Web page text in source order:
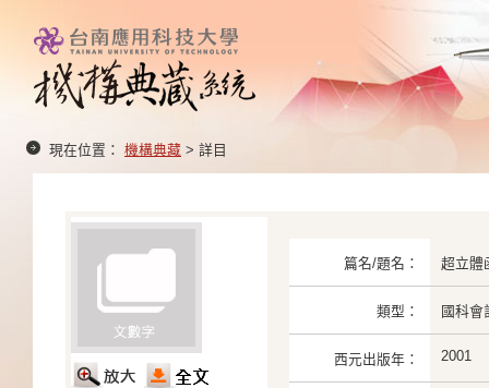
現在位置： 機構典藏 > 詳目
篇名/題名： 超立體
類型： 國科會
西元出版年： 2001